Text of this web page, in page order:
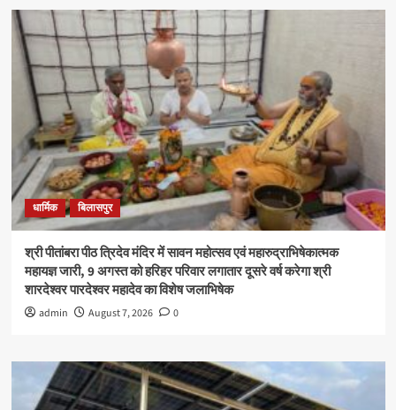
धार्मिक बिलासपुर
श्री पीतांबरा पीठ त्रिदेव मंदिर में सावन महोत्सव एवं महारुद्राभिषेकात्मक
महायज्ञ जारी, 9 अगस्त को हरिहर परिवार लगातार दूसरे वर्ष करेगा श्री
शारदेश्वर पारदेश्वर महादेव का विशेष जलाभिषेक
admin August 7, 2026 0